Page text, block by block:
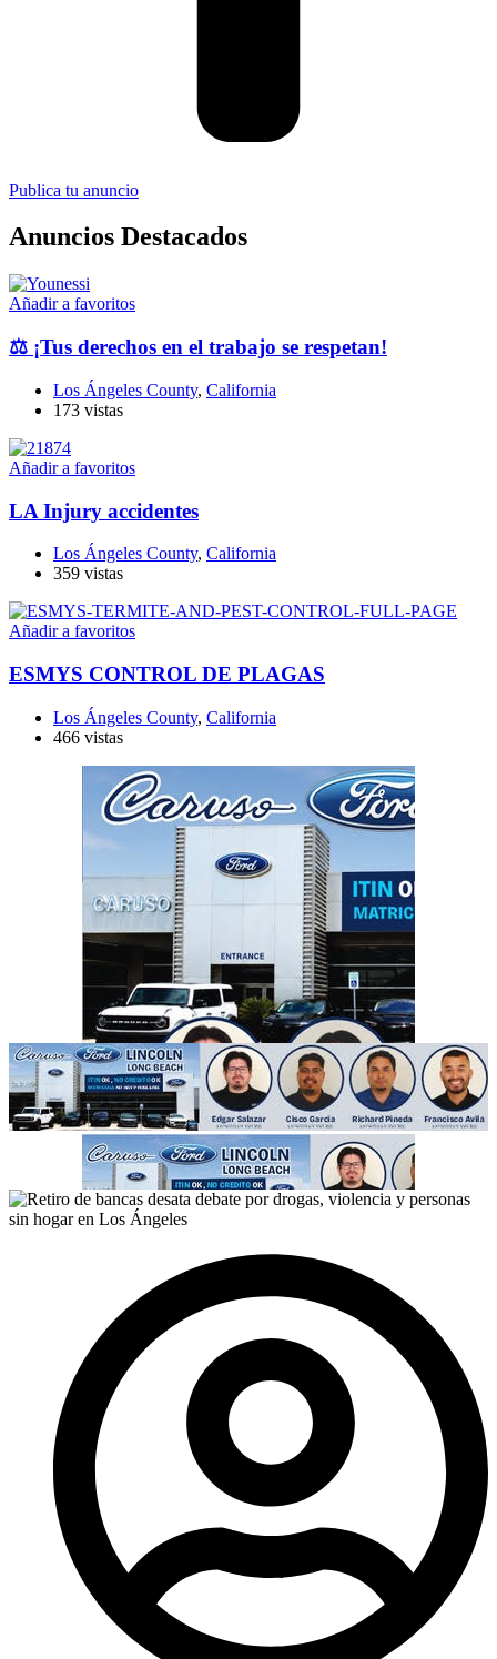
Publica tu anuncio
Anuncios Destacados
Añadir a favoritos
⚖️ ¡Tus derechos en el trabajo se respetan!
Los Ángeles County, California
173 vistas
Añadir a favoritos
LA Injury accidentes
Los Ángeles County, California
359 vistas
Añadir a favoritos
ESMYS CONTROL DE PLAGAS
Los Ángeles County, California
466 vistas